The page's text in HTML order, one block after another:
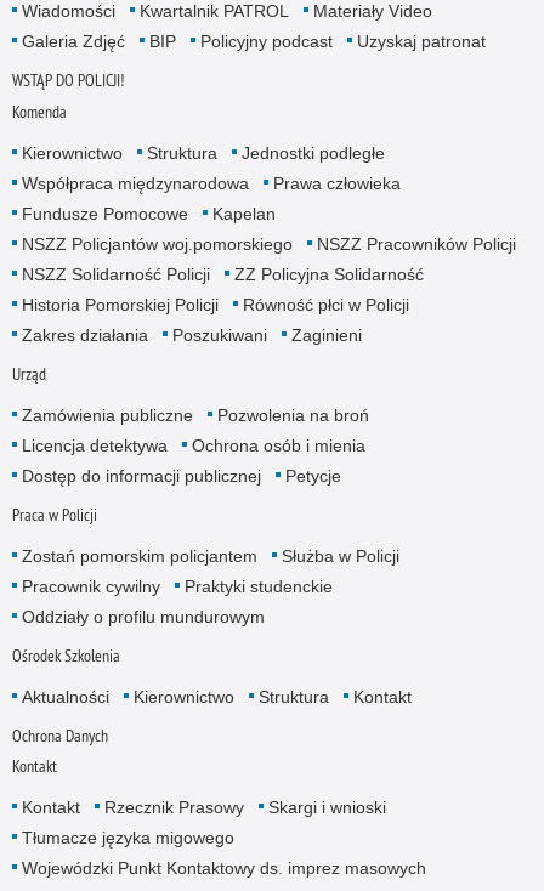
Wiadomości Kwartalnik PATROL
Materiały Video
Galeria Zdjęć
BIP Policyjny podcast Uzyskaj patronat
WSTĄP DO POLICJI!
Komenda
Kierownictwo Struktura
Jednostki podległe
Współpraca międzynarodowa
Prawa człowieka
Fundusze Pomocowe
Kapelan
NSZZ Policjantów woj.pomorskiego
NSZZ Pracowników Policji
NSZZ Solidarność Policji
ZZ Policyjna Solidarność
Historia Pomorskiej Policji
Równość płci w Policji
Zakres działania
Poszukiwani Zaginieni
Urząd
Zamówienia publiczne
Pozwolenia na broń
Licencja detektywa
Ochrona osób i mienia
Dostęp do informacji publicznej
Petycje
Praca w Policji
Zostań pomorskim policjantem
Służba w Policji
Pracownik cywilny
Praktyki studenckie
Oddziały o profilu mundurowym
Ośrodek Szkolenia
Aktualności Kierownictwo Struktura Kontakt
Ochrona Danych
Kontakt
Kontakt Rzecznik Prasowy
Skargi i wnioski
Tłumacze języka migowego
Wojewódzki Punkt Kontaktowy ds. imprez masowych